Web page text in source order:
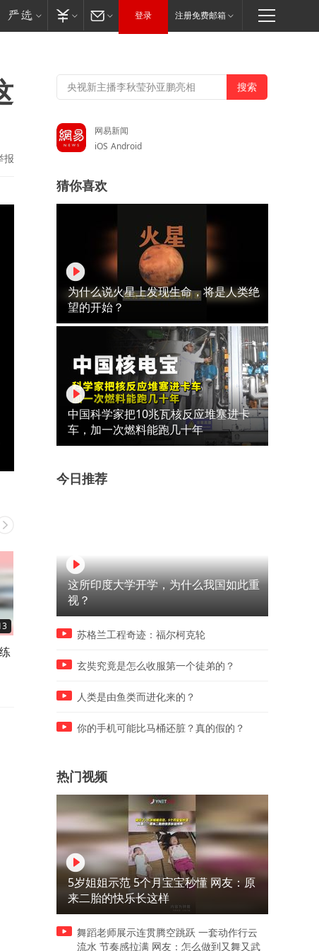
登录 注册免费邮箱
报
子太尖锐了，果然是一物降一
的毛巾扔给球迷，球迷又给
网易新闻
iOS Android
猜你喜欢
为什么说火星上发现生命，将是人类绝
望的开始？
中国科学家把10兆瓦核反应堆塞进卡
车，加一次燃料能跑几十年
今日推荐
这所印度大学开学，为什么我国如此重
视？
苏格兰工程奇迹：福尔柯克轮
玄奘究竟是怎么收服第一个徒弟的？
人类是由鱼类而进化来的？
你的手机可能比马桶还脏？真的假的？
热门视频
5岁姐姐示范 5个月宝宝秒懂 网友：原
来二胎的快乐长这样
舞蹈老师展示连贯腾空跳跃 一套动作行云
流水 节奏感拉满 网友：怎么做到又舞又武